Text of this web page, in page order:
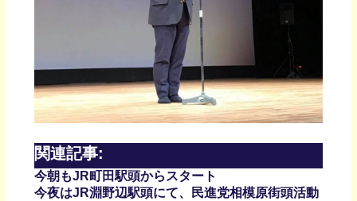
関連記事:
今朝もJR町田駅頭からスタート
今夜はJR淵野辺駅頭にて、民進党相模原街頭活動